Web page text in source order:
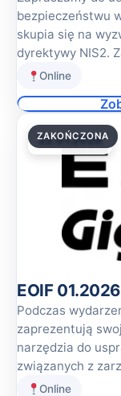
bezpieczeństwu
skupia się na
dyrektywy NIS2.
Online
22.01.2026
ZAKOŃCZONA
EOIF 01.2026
Podczas
zaprezentują
narzędzia do
związanych z
Online